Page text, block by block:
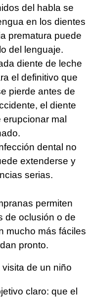
del habla se
en los dientes
prematura puede
del lenguaje.
diente de leche
el definitivo que
pierde antes de
el diente
mal
dental no
extenderse y
serias.
permiten
de oclusión o de
mucho más fáciles
pronto.
de un niño
claro: que el